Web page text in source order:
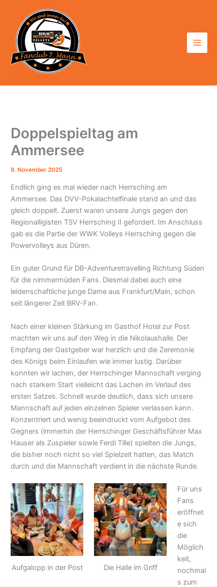
springen
Doppelspieltag am
Ammersee
9. November 2025
Endlich ging es mal wieder nach Herrsching am
Ammersee. Das DVV-Pokalachtelfinale stand an und das
gleich doppelt. Zuerst waren unsere Jungs gegen den
Regionalligisten TSV Herrsching II gefordert. Im Anschluss
gab es die Partie der WWK Volleys Herrsching gegen die
Powervolleys aus Düren.
Ein guter Grund für DB-Adventuretravelling Richtung Süden
für die nimmermüden Fans. Diesmal dabei auch eine
leidenschaftliche junge Dame aus Frankfurt/Main, schon
seit längerer Zeit BRV-Fan.
Nach einer kleinen Stärkung im Gasthof Hotel zur Post
machten wir uns auf den Weg in die Nikolaushalle. Der
Empfang der Gastgeber war herzlich und die Zeremonie
des Königs beim Einlaufen wie immer lustig. Darüber
konnten wir lachen, der Herrschinger Mannschaft verging
nach starkem Start vielleicht das Lachen im Verlauf des
ersten Satzes. Schnell wurde deutlich, dass sich unsere
Mannschaft auf jeden einzelnen Spieler verlassen kann.
Konzentriert und wenig beeindruckt vom Aufgebot des
Gegners (immerhin der Herrschinger Geschäftsführer Max
Hauser als Zuspieler sowie Ferdi Tille) spielten die Jungs,
die bisher noch nicht so viel Spielzeit hatten, das Match
durch und die Mannschaft verdient in die nächste Runde.
Aufgalopp in der Post Die Halle im Griff
Für uns
Fans
eröffnet
e sich
die
Möglich
keit,
nochmal
s zum